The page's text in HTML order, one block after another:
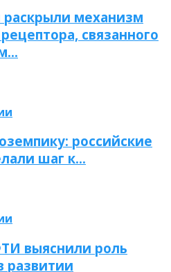
механизм
связанного
российские
шаг к…
выяснили роль
развитии